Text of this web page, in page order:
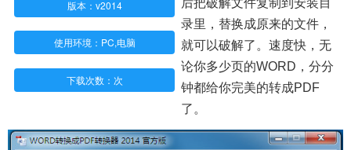
版本：v2014
使用环境：PC,电脑
下载次数： 次
后把破解文件复制到安装目
录里，替换成原来的文件，
就可以破解了。速度快，无
论你多少页的WORD，分分
钟都给你完美的转成PDF
了。